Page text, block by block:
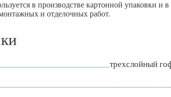
в производстве картонной упаковки и
и отделочных работ.
трехслойный